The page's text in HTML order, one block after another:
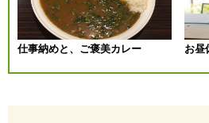
ン
仕事納めと、ご褒美カレー お昼